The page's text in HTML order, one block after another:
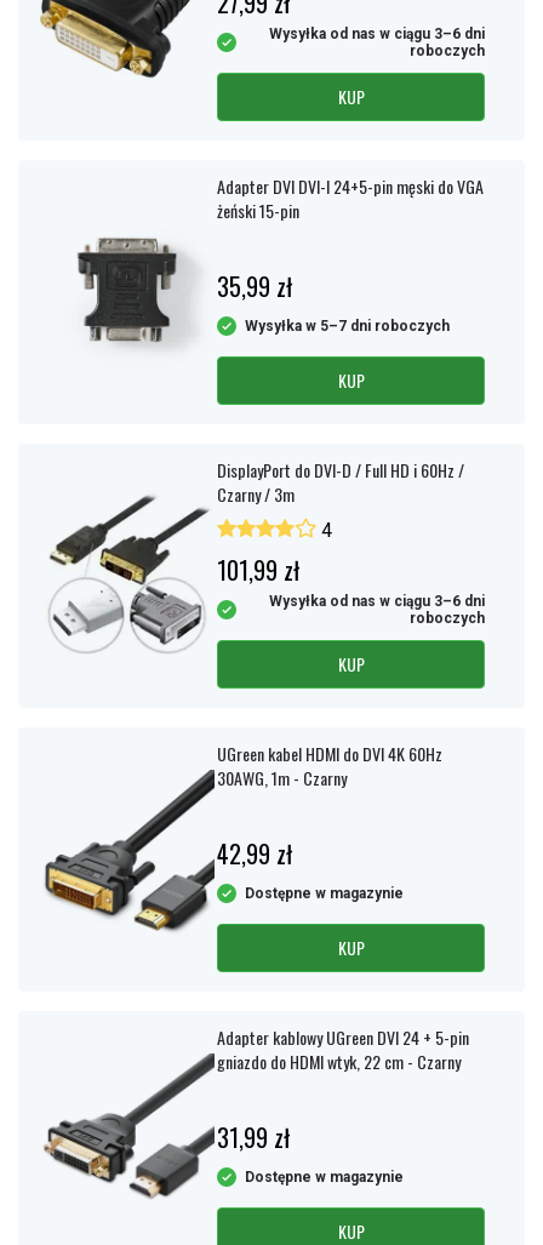
Wysyłka od nas w ciągu 3–6 dni
roboczych
KUP
Adapter DVI DVI-I 24+5-pin męski do VGA
żeński 15-pin
35,99 zł
Wysyłka w 5–7 dni roboczych
KUP
DisplayPort do DVI-D / Full HD i 60Hz /
Czarny / 3m
4
101,99 zł
Wysyłka od nas w ciągu 3–6 dni
roboczych
KUP
UGreen kabel HDMI do DVI 4K 60Hz
30AWG, 1m - Czarny
42,99 zł
Dostępne w magazynie
KUP
Adapter kablowy UGreen DVI 24 + 5-pin
gniazdo do HDMI wtyk, 22 cm - Czarny
31,99 zł
Dostępne w magazynie
KUP